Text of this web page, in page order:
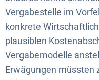
Vergabestelle im
konkrete
plausiblen
Vergabemodelle
Erwägungen müssten